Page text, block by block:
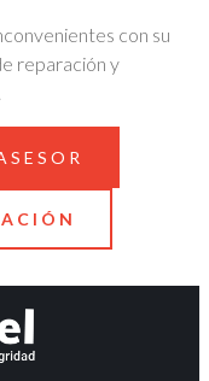
con su
reparación y